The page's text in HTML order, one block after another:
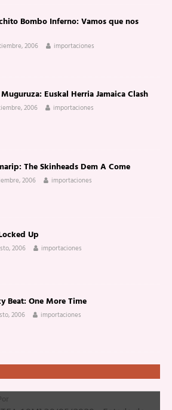
Bombo Inferno: Vamos que nos
2006 importaciones
Euskal Herria Jamaica Clash
2006 importaciones
The Skinheads Dem A Come
2006 importaciones
Up
2006 importaciones
Beat: One More Time
2006 importaciones